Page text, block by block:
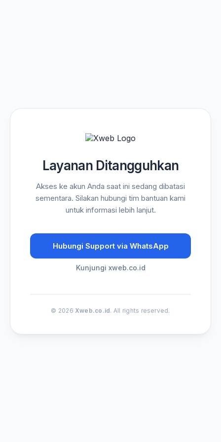
Layanan Ditangguhkan
Akses ke akun Anda saat ini sedang dibatasi
sementara. Silakan hubungi tim bantuan kami
untuk informasi lebih lanjut.
Hubungi Support via WhatsApp
Kunjungi xweb.co.id
© 2026 Xweb.co.id. All rights reserved.